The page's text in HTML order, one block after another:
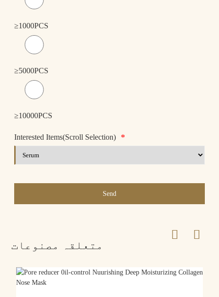
≥1000PCS
≥5000PCS
≥10000PCS
Interested Items(Scroll Selection) *
Send
متعلقہ مصنوعات